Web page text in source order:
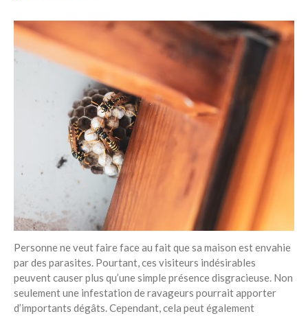
Personne ne veut faire face au fait que sa maison est envahie
par des parasites. Pourtant, ces visiteurs indésirables
peuvent causer plus qu’une simple présence disgracieuse. Non
seulement une infestation de ravageurs pourrait apporter
d’importants dégâts. Cependant, cela peut également